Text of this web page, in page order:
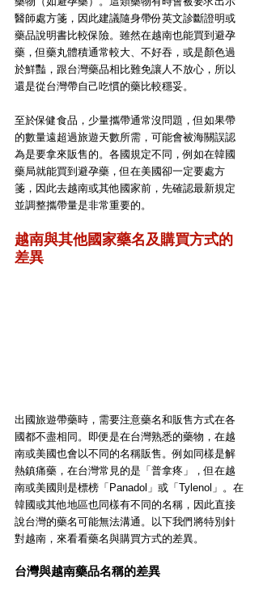
醫師處方箋，因此建議隨身帶份英文診斷證明或
藥品說明書比較保險。雖然在越南也能買到避孕
藥，但藥丸體積通常較大、不好吞，或是顏色過
於鮮豔，跟台灣藥品相比難免讓人不放心，所以
還是從台灣帶自己吃慣的藥比較穩妥。
至於保健食品，少量攜帶通常沒問題，但如果帶
的數量遠超過旅遊天數所需，可能會被海關誤認
為是要拿來販售的。各國規定不同，例如在韓國
藥局就能買到避孕藥，但在美國卻一定要處方
箋，因此去越南或其他國家前，先確認最新規定
並調整攜帶量是非常重要的。
越南與其他國家藥名及購買方式的
差異
出國旅遊帶藥時，需要注意藥名和販售方式在各
國都不盡相同。即便是在台灣熟悉的藥物，在越
南或美國也會以不同的名稱販售。例如同樣是解
熱鎮痛藥，在台灣常見的是「普拿疼」，但在越
南或美國則是標榜「Panadol」或「Tylenol」。在
韓國或其他地區也同樣有不同的名稱，因此直接
說台灣的藥名可能無法溝通。以下我們將特別針
對越南，來看看藥名與購買方式的差異。
台灣與越南藥品名稱的差異